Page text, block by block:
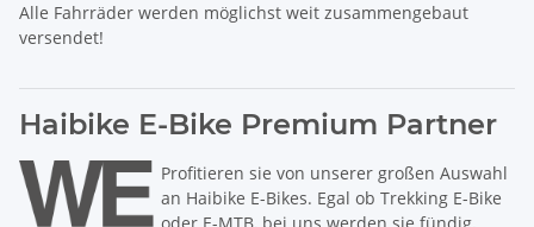
Alle Fahrräder werden möglichst weit zusammengebaut
versendet!
Haibike E-Bike Premium Partner
Profitieren sie von unserer großen Auswahl
an Haibike E-Bikes. Egal ob Trekking E-Bike